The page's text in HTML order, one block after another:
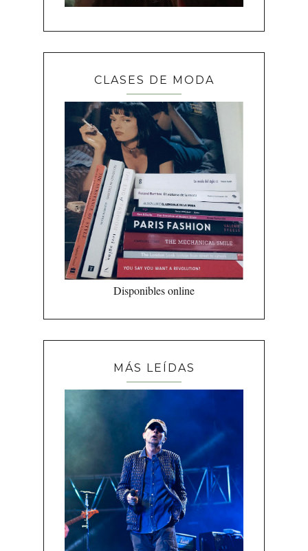
CLASES DE MODA
Disponibles online
MÁS LEÍDAS